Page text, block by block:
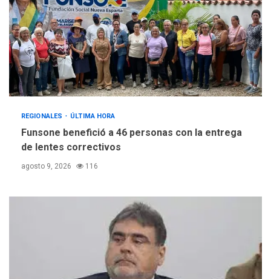
REGIONALES ÚLTIMA HORA
Funsone benefició a 46 personas con la entrega
de lentes correctivos
agosto 9, 2026 116